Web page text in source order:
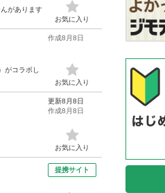
があります
お気に入り
コラボし
作成8月8日
お気に入り
更新8月8日
作成8月8日
お気に入り
提携サイト